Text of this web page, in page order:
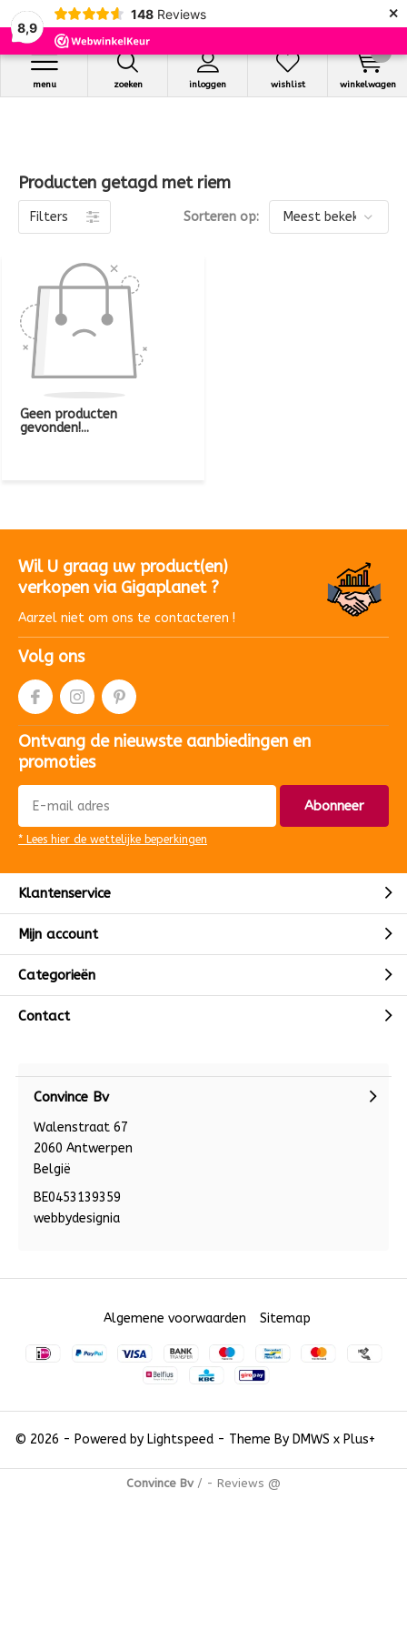
8,9
148 Reviews ×
zoeken inloggen
menu wishlist winkelwagen
Producten getagd met riem
Filters Sorteren op:
Geen producten
gevonden!...
Wil U graag uw product(en)
verkopen via Gigaplanet ?
Aarzel niet om ons te contacteren !
Volg ons
Ontvang de nieuwste aanbiedingen en
promoties
Abonneer
* Lees hier de wettelijke beperkingen
Klantenservice
Mijn account
Categorieën
Contact
Convince Bv
Walenstraat 67
2060 Antwerpen
België
BE0453139359
webbydesignia
© 2026 - Powered by Lightspeed- Theme By DMWS x Plus+
Algemene voorwaarden Sitemap
Convince Bv/ - Reviews @